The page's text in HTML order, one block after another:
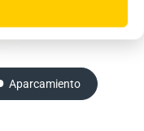
Aparcamiento